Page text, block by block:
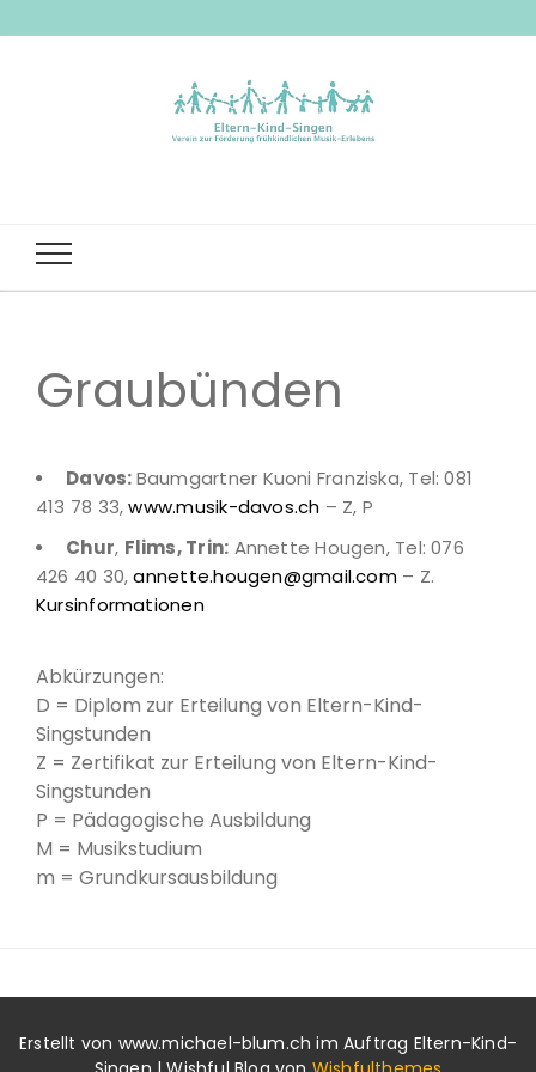
Graubünden
Davos:Baumgartner Kuoni Franziska, Tel: 081
413 78 33,www.musik-davos.ch – Z, P
Chur, Flims, Trin: Annette Hougen, Tel: 076
426 40 30,annette.hougen@gmail.com– Z.
Kursinformationen
Abkürzungen:
D = Diplom zur Erteilung von Eltern-Kind-
Singstunden
Z = Zertifikat zur Erteilung von Eltern-Kind-
Singstunden
P = Pädagogische Ausbildung
M = Musikstudium
m = Grundkursausbildung
Erstellt von www.michael-blum.ch im Auftrag Eltern-Kind-